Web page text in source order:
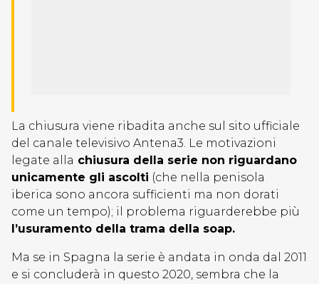
La chiusura viene ribadita anche sul sito ufficiale
del canale televisivo Antena3. Le motivazioni
legate alla chiusura della serie non riguardano
unicamente gli ascolti (che nella penisola
iberica sono ancora sufficienti ma non dorati
come un tempo); il problema riguarderebbe più
l’usuramento della trama della soap.
Ma se in Spagna la serie è andata in onda dal 2011
e si concluderà in questo 2020, sembra che la